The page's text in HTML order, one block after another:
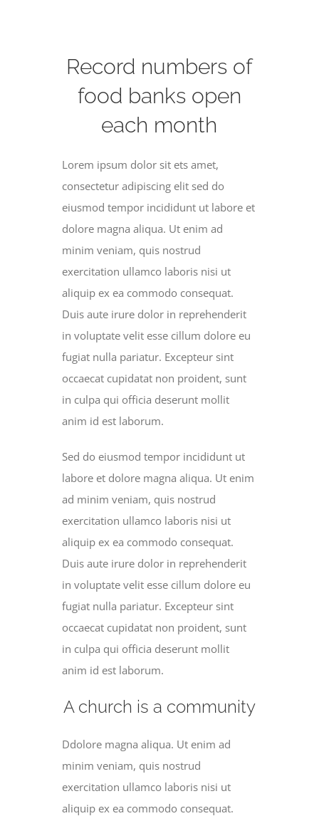
Record numbers of
food banks open
each month
Lorem ipsum dolor sit ets amet,
consectetur adipiscing elit sed do
eiusmod tempor incididunt ut labore et
dolore magna aliqua. Ut enim ad
minim veniam, quis nostrud
exercitation ullamco laboris nisi ut
aliquip ex ea commodo consequat.
Duis aute irure dolor in reprehenderit
in voluptate velit esse cillum dolore eu
fugiat nulla pariatur. Excepteur sint
occaecat cupidatat non proident, sunt
in culpa qui officia deserunt mollit
anim id est laborum.
Sed do eiusmod tempor incididunt ut
labore et dolore magna aliqua. Ut enim
ad minim veniam, quis nostrud
exercitation ullamco laboris nisi ut
aliquip ex ea commodo consequat.
Duis aute irure dolor in reprehenderit
in voluptate velit esse cillum dolore eu
fugiat nulla pariatur. Excepteur sint
occaecat cupidatat non proident, sunt
in culpa qui officia deserunt mollit
anim id est laborum.
A church is a community
Ddolore magna aliqua. Ut enim ad
minim veniam, quis nostrud
exercitation ullamco laboris nisi ut
aliquip ex ea commodo consequat.